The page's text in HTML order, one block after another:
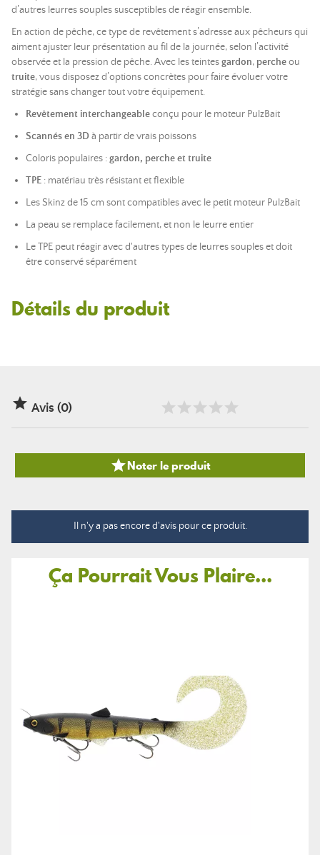
d’autres leurres souples susceptibles de réagir ensemble.
En action de pêche, ce type de revêtement s’adresse aux pêcheurs qui
aiment ajuster leur présentation au fil de la journée, selon l’activité
observée et la pression de pêche. Avec les teintesgardon, percheou
truite, vous disposez d’options concrètes pour faire évoluer votre
stratégie sans changer tout votre équipement.
Revêtement interchangeableconçu pour le moteur PulzBait
Scannés en 3D à partir de vrais poissons
Coloris populaires :gardon, perche et truite
TPE : matériau très résistant et flexible
Les Skinz de 15 cm sont compatibles avec le petit moteur PulzBait
La peau se remplace facilement, et non le leurre entier
Le TPE peut réagir avec d'autres types de leurres souples et doit
être conservé séparément
Détails du produit
 Avis (0)
Noter le produit
Il n'y a pas encore d'avis pour ce produit.
Ça Pourrait Vous Plaire...